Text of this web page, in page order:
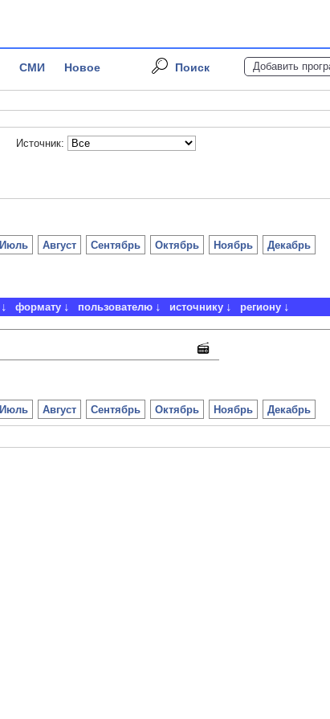
СМИ Новое Поиск Добавить
Источник:
Июль Август Сентябрь Октябрь Ноябрь Декабрь
формату пользователю источнику региону
Июль Август Сентябрь Октябрь Ноябрь Декабрь